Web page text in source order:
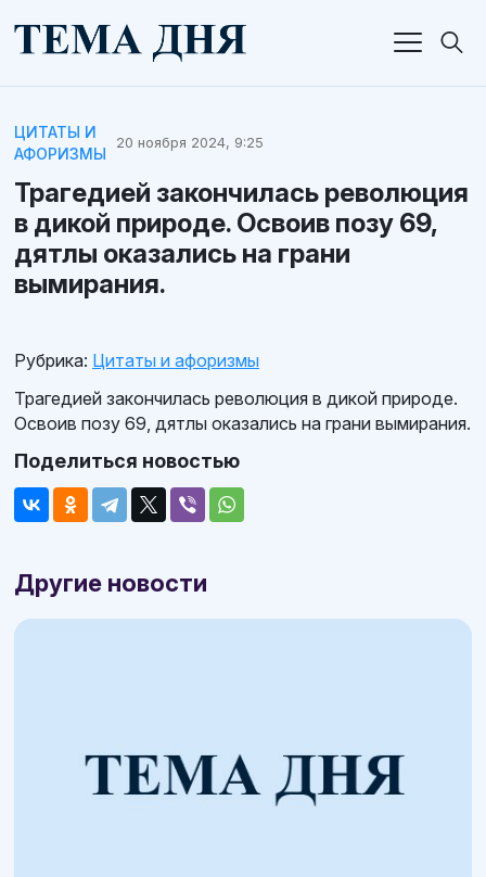
ЦИТАТЫ И
АФОРИЗМЫ
20 ноября 2024, 9:25
Трагедией закончилась революция
в дикой природе. Освоив позу 69,
дятлы оказались на грани
вымирания.
Рубрика: Цитаты и афоризмы
Трагедией закончилась революция в дикой природе.
Освоив позу 69, дятлы оказались на грани вымирания.
Поделиться новостью
Другие новости